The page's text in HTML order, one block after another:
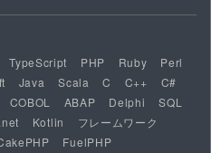
TypeScript PHP Ruby
Perl
Java Scala C C++
C#
COBOL ABAP Delphi
SQL
.net Kotlin
フレームワーク
FuelPHP